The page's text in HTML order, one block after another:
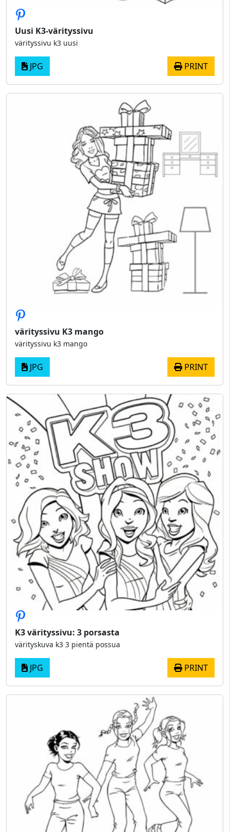
Uusi K3-värityssivu
värityssivu k3 uusi
JPG PRINT
värityssivu K3 mango
värityssivu k3 mango
JPG PRINT
K3 värityssivu: 3 porsasta
värityskuva k3 3 pientä possua
JPG PRINT